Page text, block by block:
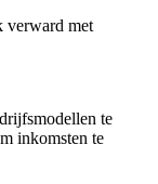
verward met
te
inkomsten te